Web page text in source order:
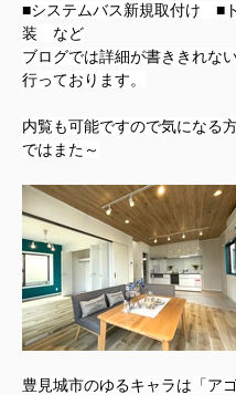
■システムバス新規取付け ■
装 など
ブログでは詳細が書ききれな
行っております。
内覧も可能ですので気になる
ではまた～
豊見城市のゆるキャラは「ア